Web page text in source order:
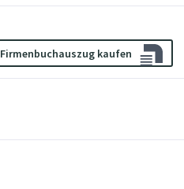
Firmenbuchauszug kaufen